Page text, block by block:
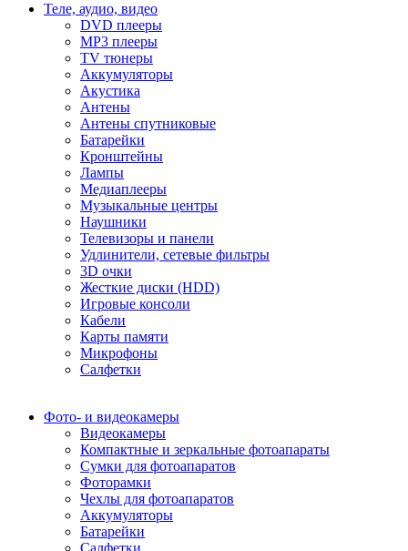
Теле, аудио, видео
DVD плееры
MP3 плееры
TV тюнеры
Аккумуляторы
Акустика
Антены
Антены спутниковые
Батарейки
Кронштейны
Лампы
Медиаплееры
Музыкальные центры
Наушники
Телевизоры и панели
Удлинители, сетевые фильтры
3D очки
Жесткие диски (HDD)
Игровые консоли
Кабели
Карты памяти
Микрофоны
Салфетки
Фото- и видеокамеры
Видеокамеры
Компактные и зеркальные фотоапараты
Сумки для фотоапаратов
Фоторамки
Чехлы для фотоапаратов
Аккумуляторы
Батарейки
Салфетки